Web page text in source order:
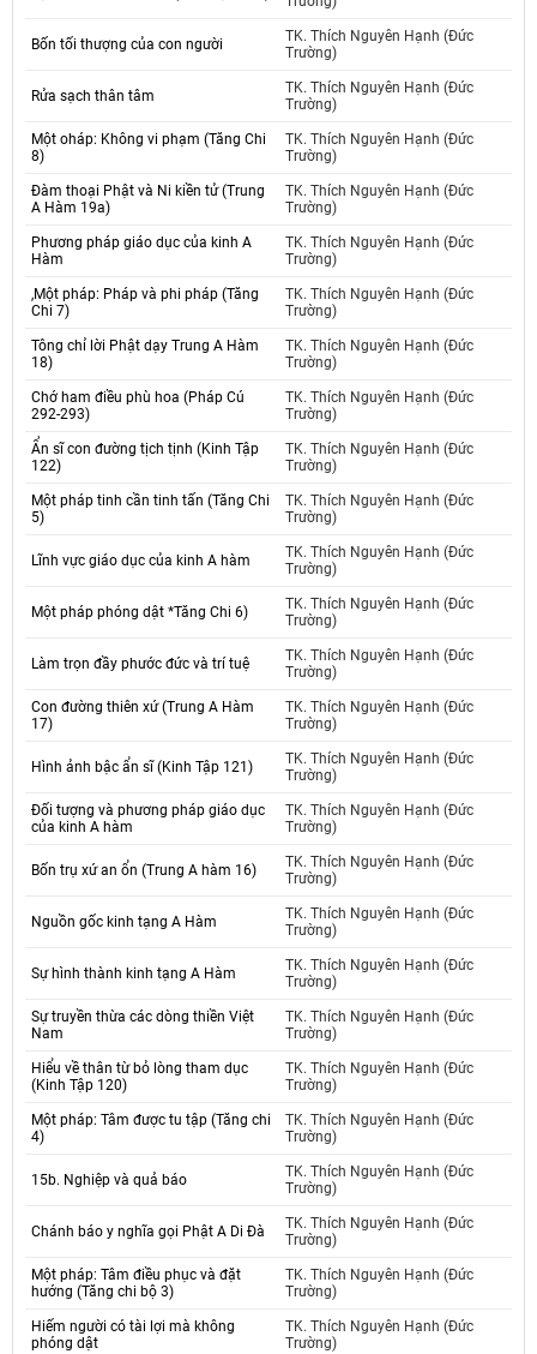
Bốn tối thượng của con người
TK. Thích Nguyên Hạnh (Đức
Trường)
Rửa sạch thân tâm
TK. Thích Nguyên Hạnh (Đức
Trường)
Một oháp: Không vi phạm (Tăng Chi
8)
TK. Thích Nguyên Hạnh (Đức
Trường)
Đàm thoại Phật và Ni kiền tử (Trung
A Hàm 19a)
TK. Thích Nguyên Hạnh (Đức
Trường)
Phương pháp giáo dục của kinh A
Hàm
TK. Thích Nguyên Hạnh (Đức
Trường)
,Một pháp: Pháp và phi pháp (Tăng
Chi 7)
TK. Thích Nguyên Hạnh (Đức
Trường)
Tông chỉ lời Phật dạy Trung A Hàm
18)
TK. Thích Nguyên Hạnh (Đức
Trường)
Chớ ham điều phù hoa (Pháp Cú
292-293)
TK. Thích Nguyên Hạnh (Đức
Trường)
Ẩn sĩ con đường tịch tịnh (Kinh Tập
122)
TK. Thích Nguyên Hạnh (Đức
Trường)
Một pháp tinh cần tinh tấn (Tăng Chi
5)
TK. Thích Nguyên Hạnh (Đức
Trường)
Lĩnh vực giáo dục của kinh A hàm
TK. Thích Nguyên Hạnh (Đức
Trường)
Một pháp phóng dật *Tăng Chi 6)
TK. Thích Nguyên Hạnh (Đức
Trường)
Làm trọn đầy phước đức và trí tuệ
TK. Thích Nguyên Hạnh (Đức
Trường)
Con đường thiên xứ (Trung A Hàm
17)
TK. Thích Nguyên Hạnh (Đức
Trường)
Hình ảnh bậc ẩn sĩ (Kinh Tập 121)
TK. Thích Nguyên Hạnh (Đức
Trường)
Đối tượng và phương pháp giáo dục
của kinh A hàm
TK. Thích Nguyên Hạnh (Đức
Trường)
Bốn trụ xứ an ổn (Trung A hàm 16)
TK. Thích Nguyên Hạnh (Đức
Trường)
Nguồn gốc kinh tạng A Hàm
TK. Thích Nguyên Hạnh (Đức
Trường)
Sự hình thành kinh tạng A Hàm
TK. Thích Nguyên Hạnh (Đức
Trường)
Sự truyền thừa các dòng thiền Việt
Nam
TK. Thích Nguyên Hạnh (Đức
Trường)
Hiểu về thân từ bỏ lòng tham dục
(Kinh Tập 120)
TK. Thích Nguyên Hạnh (Đức
Trường)
Một pháp: Tâm được tu tập (Tăng chi
4)
TK. Thích Nguyên Hạnh (Đức
Trường)
15b. Nghiệp và quả báo
TK. Thích Nguyên Hạnh (Đức
Trường)
Chánh báo y nghĩa gọi Phật A Di Đà
TK. Thích Nguyên Hạnh (Đức
Trường)
Một pháp: Tâm điều phục và đặt
hướng (Tăng chi bộ 3)
TK. Thích Nguyên Hạnh (Đức
Trường)
Hiếm người có tài lợi mà không
phóng dật
TK. Thích Nguyên Hạnh (Đức
Trường)